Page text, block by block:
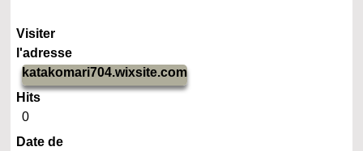
Visiter
l'adresse
katakomari704.wixsite.com
Hits
0
Date de